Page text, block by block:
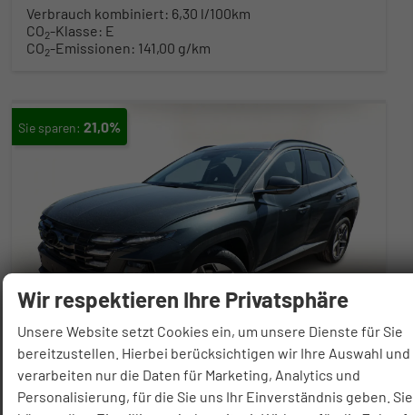
Verbrauch kombiniert: 6,30 l/100km
CO2-Klasse: E
CO2-Emissionen: 141,00 g/km
21,0%
Wir respektieren Ihre Privatsphäre
Unsere Website setzt Cookies ein, um unsere Dienste für Sie
bereitzustellen. Hierbei berücksichtigen wir Ihre Auswahl und
verarbeiten nur die Daten für Marketing, Analytics und
Personalisierung, für die Sie uns Ihr Einverständnis geben. Sie